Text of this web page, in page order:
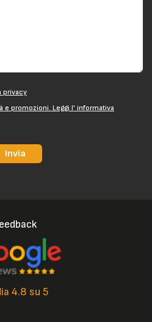
privacy
e promozioni. Leggi l' informativa
Invia
4.8 su 5